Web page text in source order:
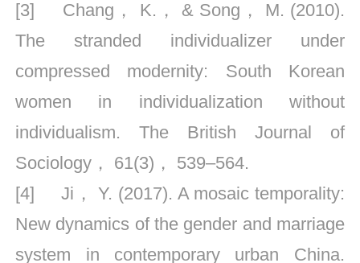
[3] Chang， K.， & Song， M. (2010).
The stranded individualizer under
compressed modernity: South Korean
women in individualization without
individualism. The British Journal of
Sociology， 61(3)， 539–564.
[4] Ji， Y. (2017). A mosaic temporality:
New dynamics of the gender and marriage
system in contemporary urban China.